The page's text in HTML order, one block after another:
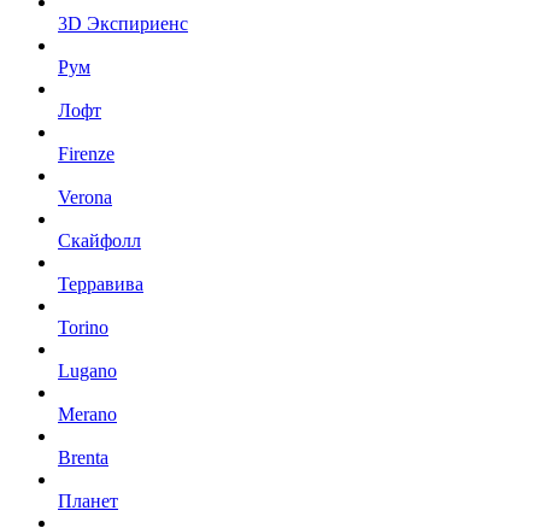
3D Экспириенс
Рум
Лофт
Firenze
Verona
Скайфолл
Терравива
Torino
Lugano
Merano
Brenta
Планет